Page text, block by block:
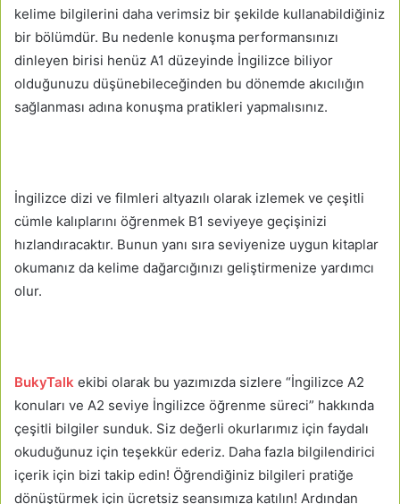
kelime bilgilerini daha verimsiz bir şekilde kullanabildiğiniz
bir bölümdür. Bu nedenle konuşma performansınızı
dinleyen birisi henüz A1 düzeyinde İngilizce biliyor
olduğunuzu düşünebileceğinden bu dönemde akıcılığın
sağlanması adına konuşma pratikleri yapmalısınız.
İngilizce dizi ve filmleri altyazılı olarak izlemek ve çeşitli
cümle kalıplarını öğrenmek B1 seviyeye geçişinizi
hızlandıracaktır. Bunun yanı sıra seviyenize uygun kitaplar
okumanız da kelime dağarcığınızı geliştirmenize yardımcı
olur.
BukyTalk ekibi olarak bu yazımızda sizlere “İngilizce A2
konuları ve A2 seviye İngilizce öğrenme süreci” hakkında
çeşitli bilgiler sunduk. Siz değerli okurlarımız için faydalı
okuduğunuz için teşekkür ederiz. Daha fazla bilgilendirici
içerik için bizi takip edin! Öğrendiğiniz bilgileri pratiğe
dönüştürmek için ücretsiz seansımıza katılın! Ardından